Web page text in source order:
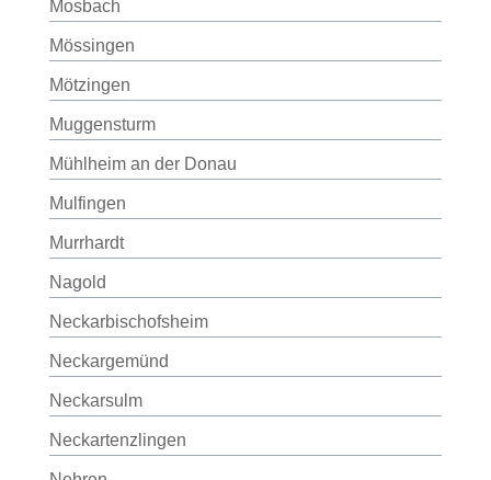
Mosbach
Mössingen
Mötzingen
Muggensturm
Mühlheim an der Donau
Mulfingen
Murrhardt
Nagold
Neckarbischofsheim
Neckargemünd
Neckarsulm
Neckartenzlingen